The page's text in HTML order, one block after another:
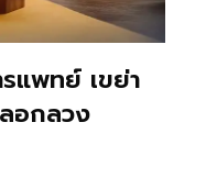
แพทย์ เขย่า
อกลวง